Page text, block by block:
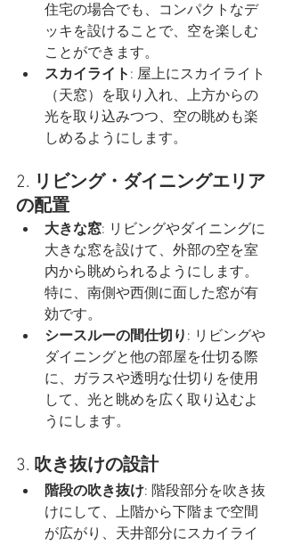
住宅の場合でも、コンパクトなデ
ッキを設けることで、空を楽しむ
ことができます。
スカイライト : 屋上にスカイライト
（天窓）を取り入れ、上方からの
光を取り込みつつ、空の眺めも楽
しめるようにします。
2. リビング・ダイニングエリア
の配置
大きな窓: リビングやダイニングに
大きな窓を設けて、外部の空を室
内から眺められるようにします。
特に、南側や西側に面した窓が有
効です。
シースルーの間仕切り : リビングや
ダイニングと他の部屋を仕切る際
に、ガラスや透明な仕切りを使用
して、光と眺めを広く取り込むよ
うにします。
3. 吹き抜けの設計
階段の吹き抜け: 階段部分を吹き抜
けにして、上階から下階まで空間
が広がり、天井部分にスカイライ